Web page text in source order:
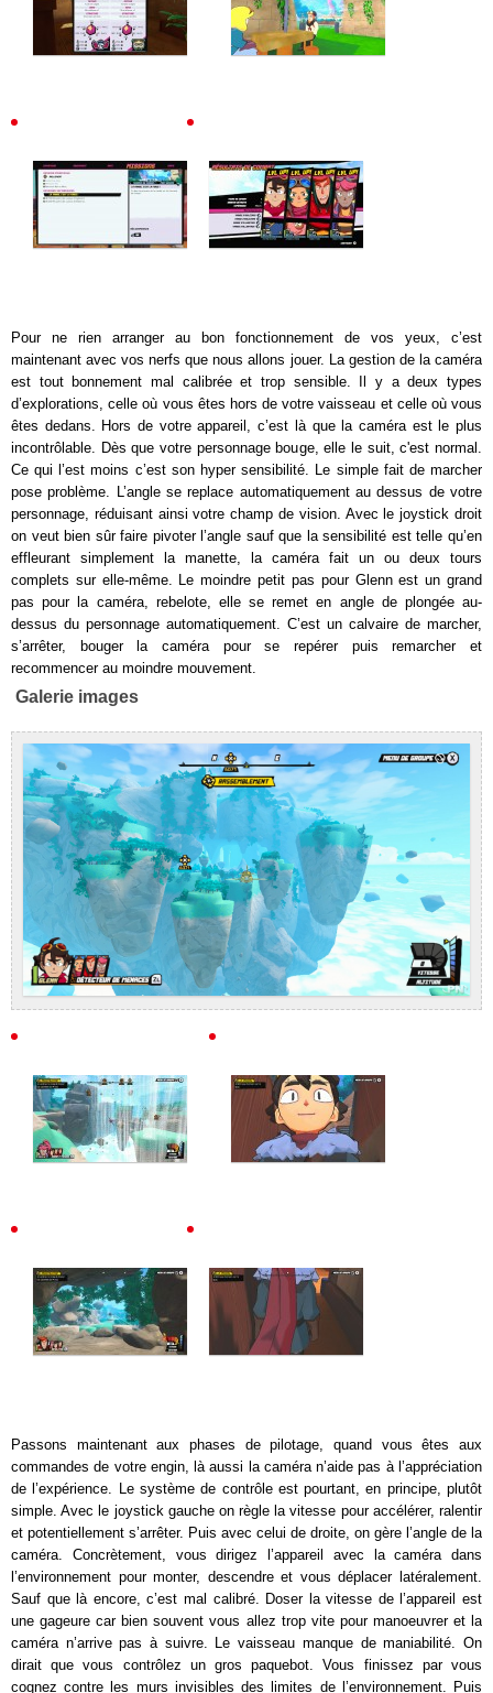
Pour ne rien arranger au bon fonctionnement de vos yeux, c’est
maintenant avec vos nerfs que nous allons jouer. La gestion de la caméra
est tout bonnement mal calibrée et trop sensible. Il y a deux types
d’explorations, celle où vous êtes hors de votre vaisseau et celle où vous
êtes dedans. Hors de votre appareil, c’est là que la caméra est le plus
incontrôlable. Dès que votre personnage bouge, elle le suit, c'est normal.
Ce qui l’est moins c’est son hyper sensibilité. Le simple fait de marcher
pose problème. L’angle se replace automatiquement au dessus de votre
personnage, réduisant ainsi votre champ de vision. Avec le joystick droit
on veut bien sûr faire pivoter l’angle sauf que la sensibilité est telle qu’en
effleurant simplement la manette, la caméra fait un ou deux tours
complets sur elle-même. Le moindre petit pas pour Glenn est un grand
pas pour la caméra, rebelote, elle se remet en angle de plongée au-
dessus du personnage automatiquement. C’est un calvaire de marcher,
s’arrêter, bouger la caméra pour se repérer puis remarcher et
recommencer au moindre mouvement.
Galerie images
Passons maintenant aux phases de pilotage, quand vous êtes aux
commandes de votre engin, là aussi la caméra n’aide pas à l’appréciation
de l’expérience. Le système de contrôle est pourtant, en principe, plutôt
simple. Avec le joystick gauche on règle la vitesse pour accélérer, ralentir
et potentiellement s’arrêter. Puis avec celui de droite, on gère l’angle de la
caméra. Concrètement, vous dirigez l’appareil avec la caméra dans
l’environnement pour monter, descendre et vous déplacer latéralement.
Sauf que là encore, c’est mal calibré. Doser la vitesse de l’appareil est
une gageure car bien souvent vous allez trop vite pour manoeuvrer et la
caméra n’arrive pas à suivre. Le vaisseau manque de maniabilité. On
dirait que vous contrôlez un gros paquebot. Vous finissez par vous
cognez contre les murs invisibles des limites de l’environnement. Puis